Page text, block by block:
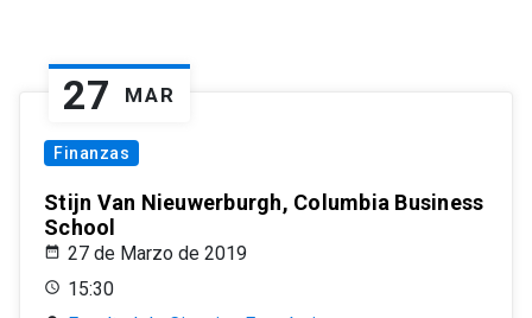
27 MAR
Finanzas
Stijn Van Nieuwerburgh, Columbia Business
School
27 de Marzo de 2019
15:30